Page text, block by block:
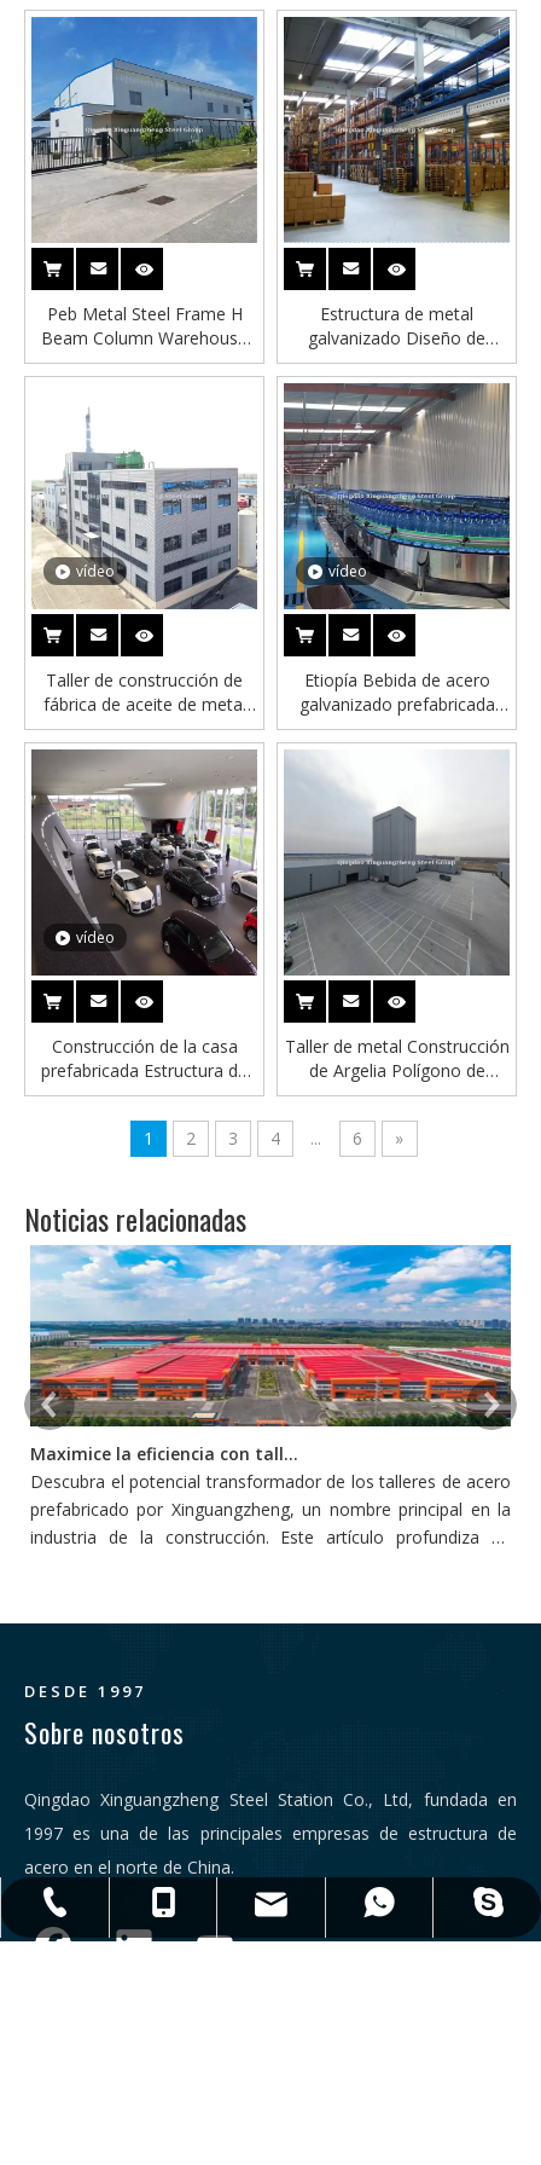
Peb Metal Steel Frame H
Beam Column Warehouse
Building Building
Estructura de metal
galvanizado Diseño de
construcción de cobertizo
prefabricado de gran
capacidad
vídeo
Taller de construcción de
fábrica de aceite de metal
prefabulante asequible
vídeo
Etiopía Bebida de acero
galvanizado prefabricada
Fábrica de fábrica de fábrica
de tratamiento de agua de
tratamiento de agua
vídeo
Construcción de la casa
prefabricada Estructura de
acero Estructura de acero
Taller de automóviles Audi
4S Showroom
Taller de metal Construcción
de Argelia Polígono de
edificio portátil
1
2 3 4 ... 6 »
Noticias relacionadas
Maximice la eficiencia con talleres de acero prefabricado
Descubra el potencial transformador de los talleres de acero
prefabricado por Xinguangzheng, un nombre principal en la
industria de la construcción. Este artículo profundiza en
sostenibilidad.
DESDE 1997
Sobre nosotros
Qingdao Xinguangzheng Steel Station Co., Ltd, fundada en
1997 es una de las principales empresas de estructura de
acero en el norte de China.
+ 86-532-83306766
+86 - 17806251018
qdxgz08@qdxgz.cn
+86 - 17806251018
Steel.Structure.xgz